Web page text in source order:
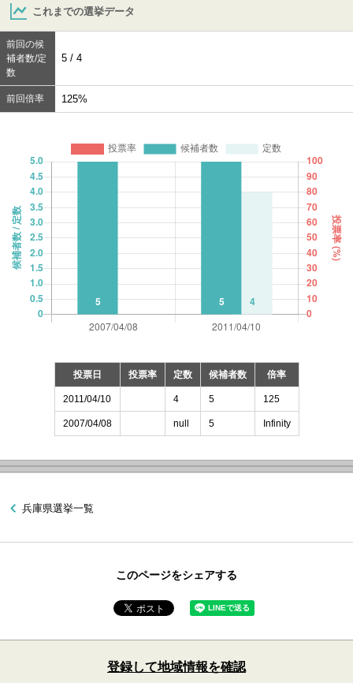
これまでの選挙データ
前回の候
補者数/定
数
5 / 4
前回倍率 125%
投票日 投票率 定数 候補者数 倍率
2011/04/10 4 5 125
2007/04/08 null 5 Infinity
兵庫県選挙一覧
このページをシェアする
登録して地域情報を確認